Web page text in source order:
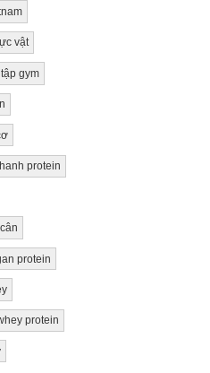
vật
gym
protein
protein
protein